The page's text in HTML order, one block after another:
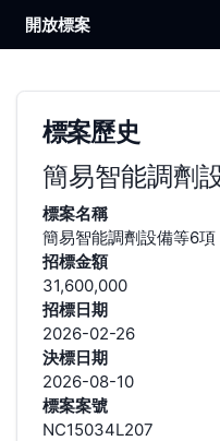
開放標案
標案歷史
簡易智能調劑
標案名稱
簡易智能調劑設備等6項
招標金額
31,600,000
招標日期
2026-02-26
決標日期
2026-08-10
標案案號
NC15034L207